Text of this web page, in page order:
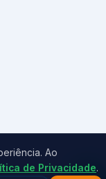
Ao
de Privacidade.